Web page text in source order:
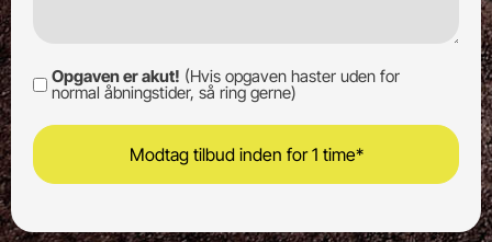
Opgaven
akut!
Opgaven er akut! (Hvis opgaven haster uden for
normal åbningstider, så ring gerne)